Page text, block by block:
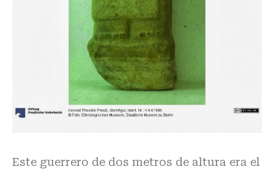
Este guerrero de dos metros de altura era el